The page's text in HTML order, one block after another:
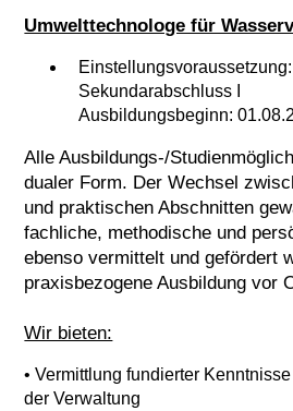
Umwelttechnologe für
Sekundarabschluss I
Ausbildungsbeginn:
Alle Ausbildungs-/
dualer Form. Der Wechsel
und praktischen Abschnitten
fachliche, methodische und
ebenso vermittelt und gefördert
praxisbezogene Ausbildung vor
Wir bieten:
• Vermittlung fundierter
der Verwaltung